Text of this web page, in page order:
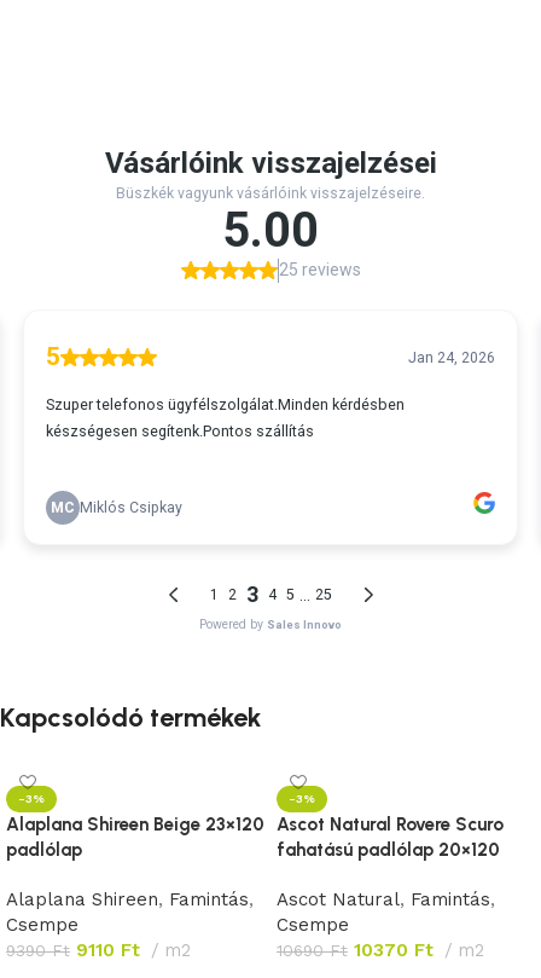
Kapcsolódó termékek
-3%
Alaplana Shireen Beige 23×120
padlólap
Alaplana Shireen, Famintás,
Csempe
9390Ft 9110 Ft m2
-3%
Ascot Natural Rovere Scuro
fahatású padlólap 20×120
Ascot Natural, Famintás,
Csempe
10690Ft 10370 Ft m2